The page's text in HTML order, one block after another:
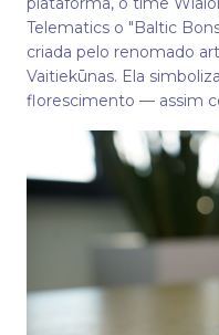
Telematics o "Baltic
criada pelo renomado
Vaitiekūnas. Ela
florescimento — assim